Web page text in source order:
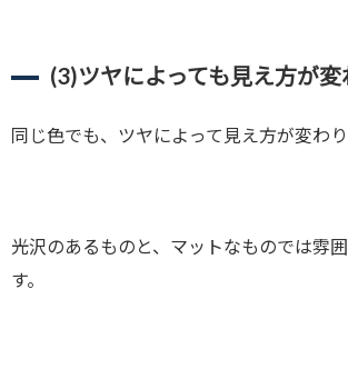
(3)ツヤによっても見え方が変
同じ色でも、ツヤによって見え方が変わり
光沢のあるものと、マットなものでは雰
す。